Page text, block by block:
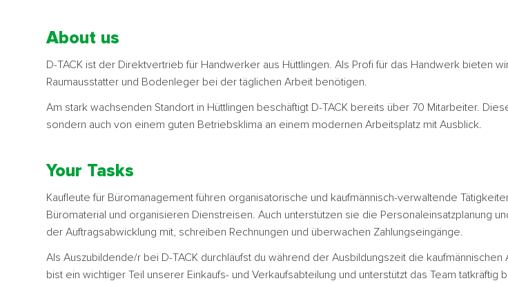
About us
D-TACK ist der Direktvertrieb für Handwerker aus Hüttlingen. Als Profi für das Handwerk bieten
Raumausstatter und Bodenleger bei der täglichen Arbeit benötigen.
Am stark wachsenden Standort in Hüttlingen beschäftigt D-TACK bereits über 70 Mitarbeiter.
sondern auch von einem guten Betriebsklima an einem modernen Arbeitsplatz mit Ausblick.
Your Tasks
Kaufleute für Büromanagement führen organisatorische und kaufmännisch-verwaltende
Büromaterial und organisieren Dienstreisen. Auch unterstützen sie die Personaleinsatzplanung
der Auftragsabwicklung mit, schreiben Rechnungen und überwachen Zahlungseingänge.
Als Auszubildende/r bei D-TACK durchläufst du während der Ausbildungszeit die
bist ein wichtiger Teil unserer Einkaufs- und Verkaufsabteilung und unterstützt das Team